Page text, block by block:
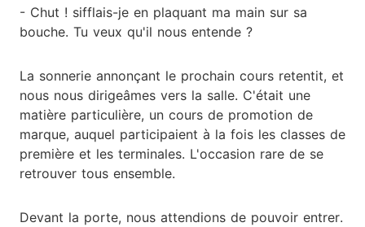
- Chut ! sifflais-je en plaquant ma main sur sa
bouche. Tu veux qu'il nous entende ?
La sonnerie annonçant le prochain cours retentit, et
nous nous dirigeâmes vers la salle. C'était une
matière particulière, un cours de promotion de
marque, auquel participaient à la fois les classes de
première et les terminales. L'occasion rare de se
retrouver tous ensemble.
Devant la porte, nous attendions de pouvoir entrer.